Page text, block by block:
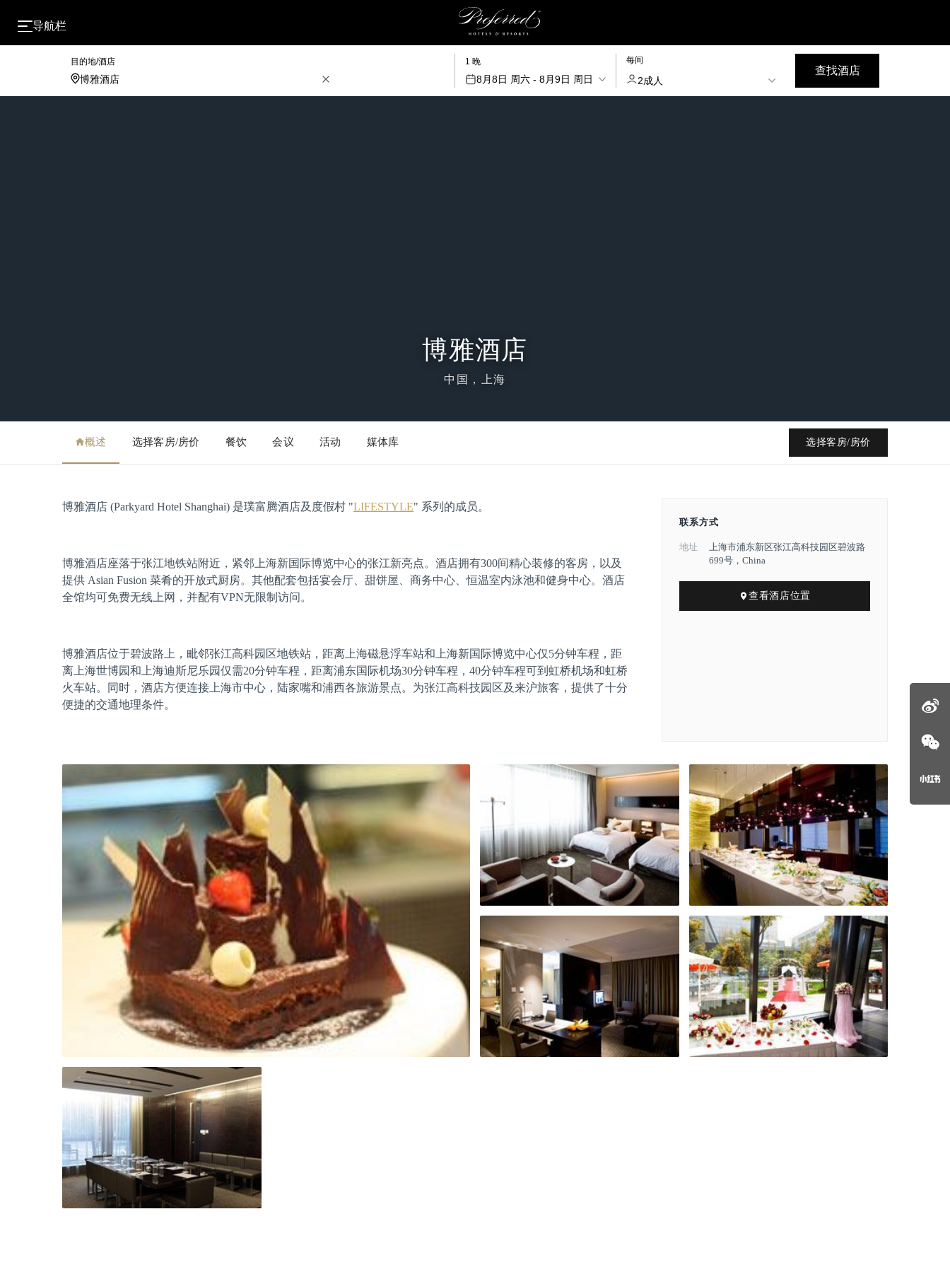
导航栏
目的地/酒店 1 晚
8月8日 周六 - 8月9日 周日
每间
2成人
查找酒店
博雅酒店
中国，上海
概述 选择客房/房价 餐饮 会议 活动 媒体库 选择客房/房价
博雅酒店 (Parkyard Hotel Shanghai) 是璞富腾酒店及度假村 "LIFESTYLE" 系列的成员。
博雅酒店座落于张江地铁站附近，紧邻上海新国际博览中心的张江新亮点。酒店拥有300间精心装修的客房，以及
提供 Asian Fusion 菜肴的开放式厨房。其他配套包括宴会厅、甜饼屋、商务中心、恒温室内泳池和健身中心。酒店
全馆均可免费无线上网，并配有VPN无限制访问。
博雅酒店位于碧波路上，毗邻张江高科园区地铁站，距离上海磁悬浮车站和上海新国际博览中心仅5分钟车程，距
离上海世博园和上海迪斯尼乐园仅需20分钟车程，距离浦东国际机场30分钟车程，40分钟车程可到虹桥机场和虹桥
火车站。同时，酒店方便连接上海市中心，陆家嘴和浦西各旅游景点。为张江高科技园区及来沪旅客，提供了十分
便捷的交通地理条件。
联系方式
地址
上海市浦东新区张江高科技园区碧波路
699号，China
查看酒店位置